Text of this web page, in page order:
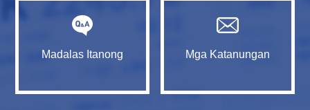
Madalas Itanong Mga Katanungan